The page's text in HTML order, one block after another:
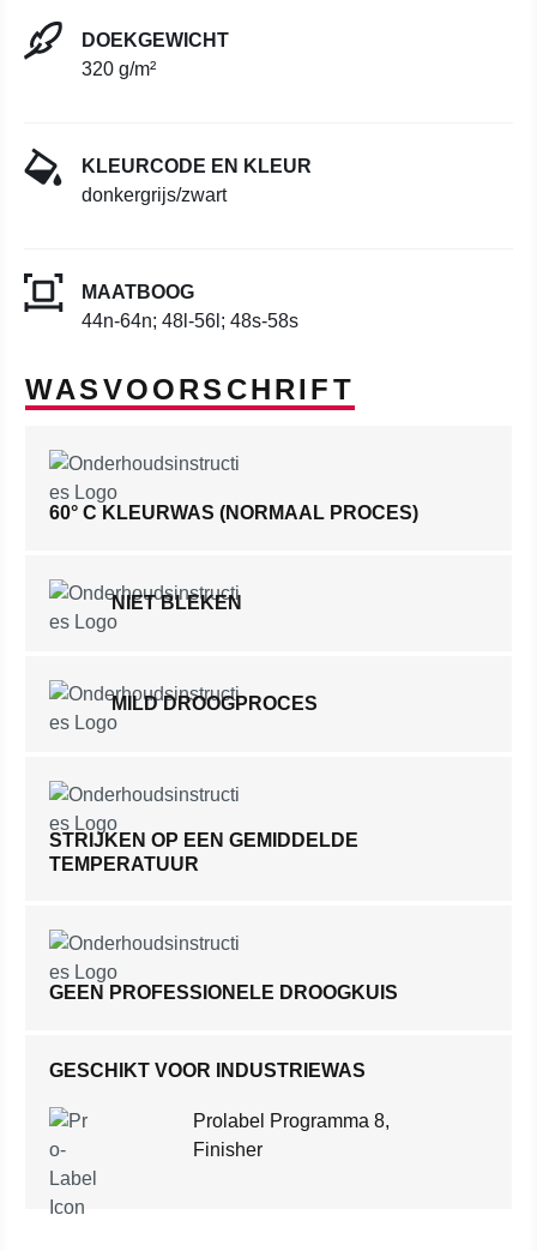
DOEKGEWICHT
320 g/m²
KLEURCODE EN KLEUR
donkergrijs/zwart
MAATBOOG
44n-64n; 48l-56l; 48s-58s
WASVOORSCHRIFT
60° C KLEURWAS (NORMAAL PROCES)
NIET BLEKEN
MILD DROOGPROCES
STRIJKEN OP EEN GEMIDDELDE
TEMPERATUUR
GEEN PROFESSIONELE DROOGKUIS
GESCHIKT VOOR INDUSTRIEWAS
Prolabel Programma 8,
Finisher